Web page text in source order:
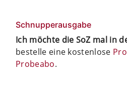
Schnupperausgabe
Ich möchte die SoZ mal in
bestelle eine kostenlose
Probeabo.